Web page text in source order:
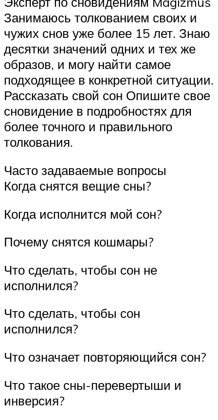
Занимаюсь толкованием своих и
чужих снов уже более 15 лет. Знаю
десятки значений одних и тех же
образов, и могу найти самое
подходящее в конкретной ситуации.
Рассказать свой сон Опишите свое
сновидение в подробностях для
более точного и правильного
толкования.
Часто задаваемые вопросы
Когда снятся вещие сны?
Когда исполнится мой сон?
Почему снятся кошмары?
Что сделать, чтобы сон не
исполнился?
Что сделать, чтобы сон
исполнился?
Что означает повторяющийся сон?
Что такое сны-перевертыши и
инверсия?